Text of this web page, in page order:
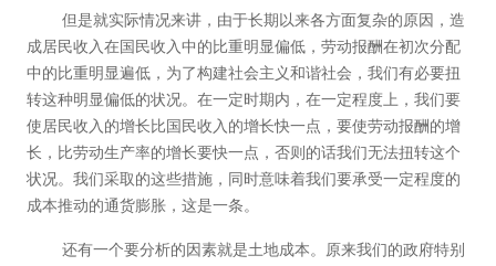
但是就实际情况来讲，由于长期以来各方面复杂的原因，造
成居民收入在国民收入中的比重明显偏低，劳动报酬在初次分配
中的比重明显遍低，为了构建社会主义和谐社会，我们有必要扭
转这种明显偏低的状况。在一定时期内，在一定程度上，我们要
使居民收入的增长比国民收入的增长快一点，要使劳动报酬的增
长，比劳动生产率的增长要快一点，否则的话我们无法扭转这个
状况。我们采取的这些措施，同时意味着我们要承受一定程度的
成本推动的通货膨胀，这是一条。
还有一个要分析的因素就是土地成本。原来我们的政府特别